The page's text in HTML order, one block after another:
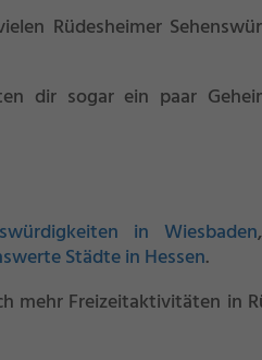
Rüdesheimer
dir sogar ein paar
in Wiesbaden
Städte in Hessen.
mehr Freizeitaktivitäten in